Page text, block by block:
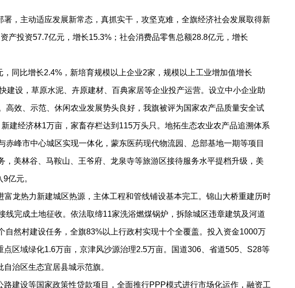
，主动适应发展新常态，真抓实干，攻坚克难，全旗经济社会发展取得新
产投资57.7亿元，增长15.3%；社会消费品零售总额28.8亿元，增长
同比增长2.4%，新培育规模以上企业2家，规模以上工业增加值增长
设，草原水泥、卉原建材、百典家居等企业投产运营。设立中小企业助
效、示范、休闲农业发展势头良好，我旗被评为国家农产品质量安全试
建经济林1万亩，家畜存栏达到115万头只。地拓生态农业农产品追溯体系
峰市中心城区实现一体化，蒙东医药现代物流园、总部基地一期等项目
美林谷、马鞍山、王爷府、龙泉寺等旅游区接待服务水平提档升级，美
亿元。
龙热力新建城区热源，主体工程和管线铺设基本完工。锦山大桥重建历时
完成土地征收。依法取缔11家洗浴燃煤锅炉，拆除城区违章建筑及河道
然村建设任务，全旗83%以上行政村实现十个全覆盖。投入资金1000万
区域绿化1.6万亩，京津风沙源治理2.5万亩。国道306、省道505、S28等
治区生态宜居县城示范旗。
建设等国家政策性贷款项目，全面推行PPP模式进行市场化运作，融资工